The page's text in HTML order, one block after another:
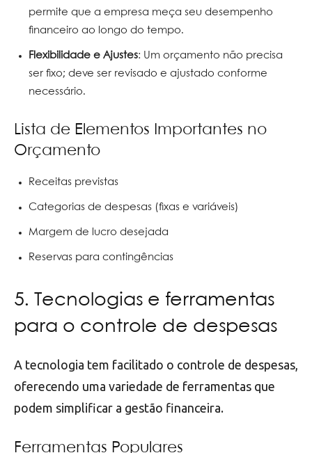
permite que a empresa meça seu desempenho
financeiro ao longo do tempo.
Flexibilidade e Ajustes: Um orçamento não precisa
ser fixo; deve ser revisado e ajustado conforme
necessário.
Lista de Elementos Importantes no
Orçamento
Receitas previstas
Categorias de despesas (fixas e variáveis)
Margem de lucro desejada
Reservas para contingências
5. Tecnologias e ferramentas
para o controle de despesas
A tecnologia tem facilitado o controle de despesas,
oferecendo uma variedade de ferramentas que
podem simplificar a gestão financeira.
Ferramentas Populares